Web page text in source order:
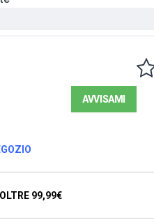
AVVISAMI
99,99€